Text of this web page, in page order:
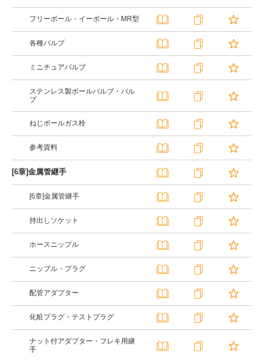
フリーボール・イーボール・MR型
各種バルブ
ミニチュアバルブ
ステンレス製ボールバルブ・バル
ブ
ねじボールガス栓
参考資料
[6章]金属管継手
[6章]金属管継手
持出しソケット
ホースニップル
ニップル・プラグ
配管アダプター
化粧プラグ・テストプラグ
ナット付アダプター・フレキ用継
手